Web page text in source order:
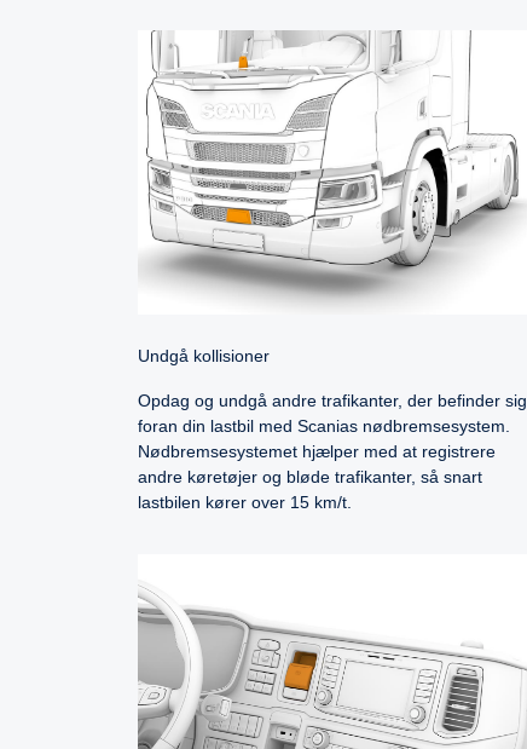
Undgå kollisioner
Opdag og undgå andre trafikanter, der befinder sig
foran din lastbil med Scanias nødbremsesystem.
Nødbremsesystemet hjælper med at registrere
andre køretøjer og bløde trafikanter, så snart
lastbilen kører over 15 km/t.